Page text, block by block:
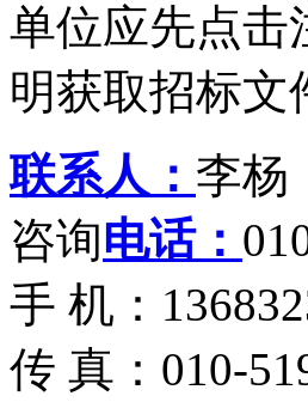
单位应先点击
明获取招标文
联系人： 李杨
咨询电话：
手 机：
传 真：010-